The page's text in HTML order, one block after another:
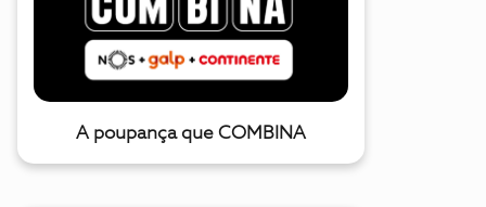
A poupança que COMBINA